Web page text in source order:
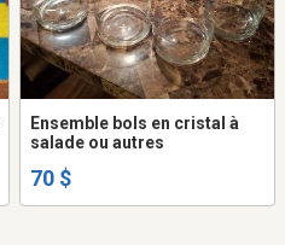
Ensemble bols en cristal à
salade ou autres
70 $